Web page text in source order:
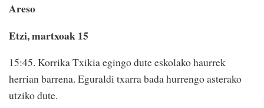
Areso
Etzi, martxoak 15
15:45. Korrika Txikia egingo dute eskolako haurrek
herrian barrena. Eguraldi txarra bada hurrengo asterako
utziko dute.